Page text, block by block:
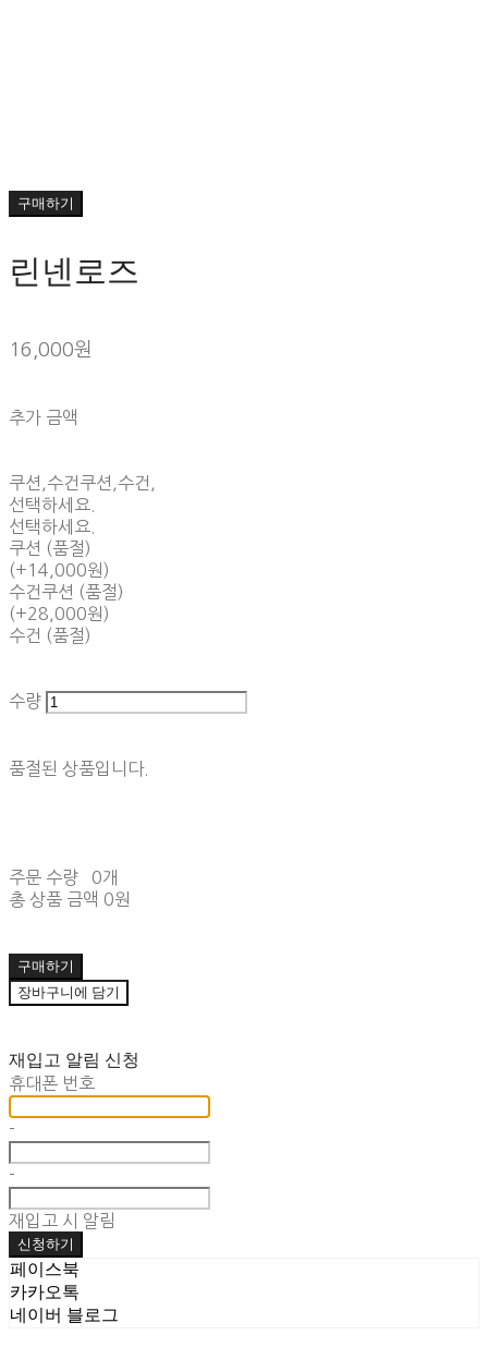
구매하기
린넨로즈
16,000원
추가 금액
쿠션,수건쿠션,수건,
선택하세요.
선택하세요.
쿠션 (품절)
(+14,000원)
수건쿠션 (품절)
(+28,000원)
수건 (품절)
수량
품절된 상품입니다.
주문 수량
0개
총 상품 금액 0원
구매하기
장바구니에 담기
재입고 알림 신청
휴대폰 번호
-
-
재입고 시 알림
신청하기
페이스북
카카오톡
네이버 블로그